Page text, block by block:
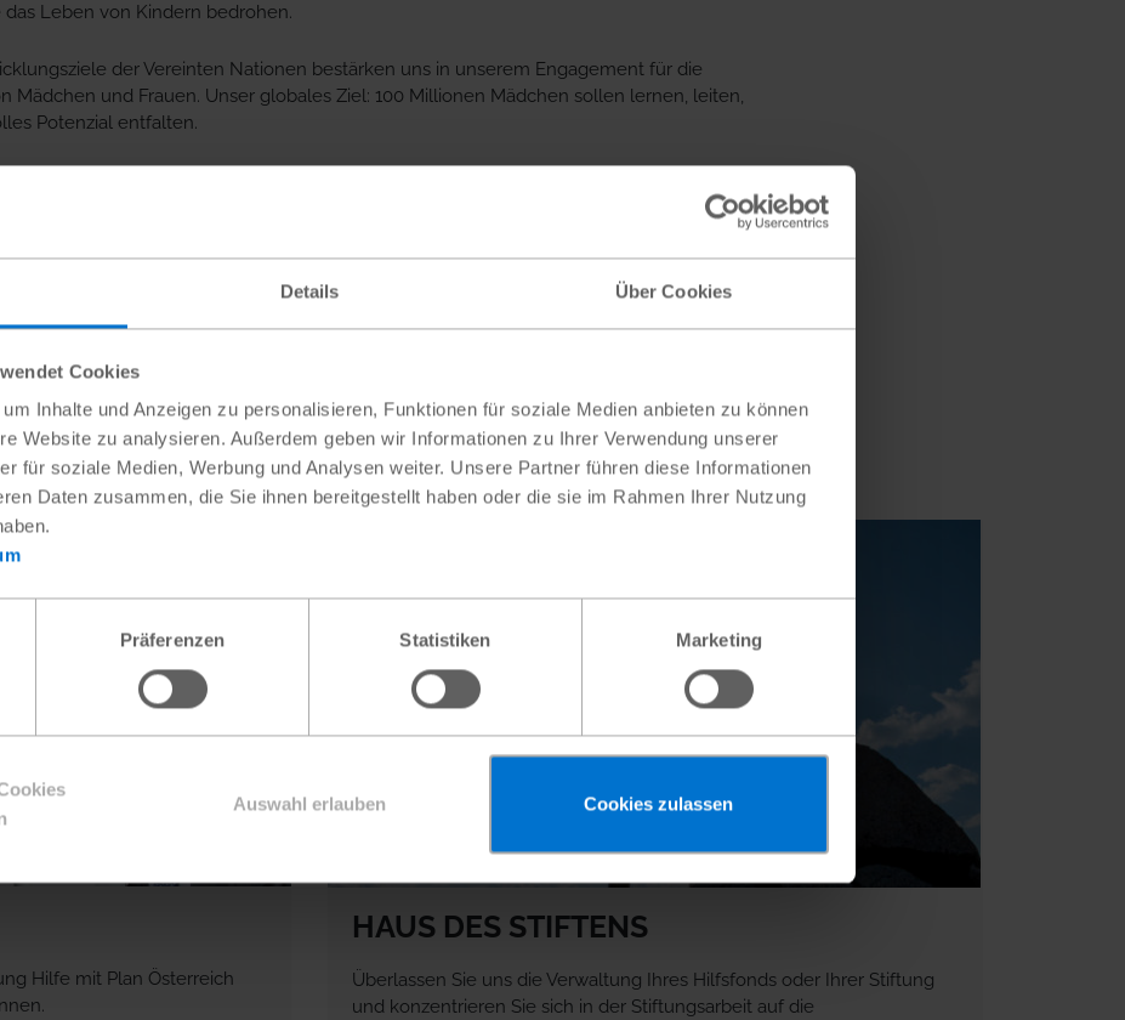
Details Über Cookies
Cookies
Inhalte und Anzeigen zu personalisieren, Funktionen für soziale Medien anbieten zu können
Website zu analysieren. Außerdem geben wir Informationen zu Ihrer Verwendung unserer
für soziale Medien, Werbung und Analysen weiter. Unsere Partner führen diese Informationen
Daten zusammen, die Sie ihnen bereitgestellt haben oder die sie im Rahmen Ihrer Nutzung
Präferenzen Statistiken Marketing
Auswahl erlauben Cookies zulassen
Leben von Kindern bedrohen.
der Vereinten Nationen bestärken uns in unserem Engagement für die
Mädchen und Frauen. Unser globales Ziel: 100 Millionen Mädchen sollen lernen, leiten,
Potenzial entfalten.
HOMEPAGE
SIE AUCH INTERESSIEREN
Hilfe mit Plan Österreich
HAUS DES STIFTENS
Überlassen Sie uns die Verwaltung Ihres Hilfsfonds oder Ihrer Stiftung
und konzentrieren Sie sich in der Stiftungsarbeit auf die